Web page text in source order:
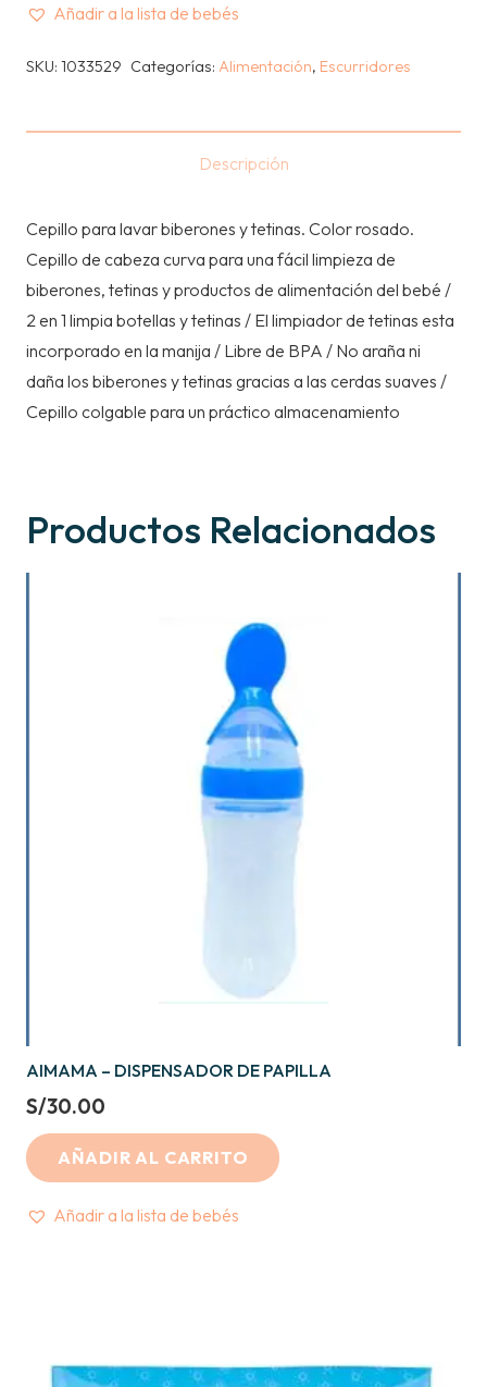
ESCOBILLA
Añadir a la lista de bebés
SKU: 1033529 Categorías: Alimentación, Escurridores
Descripción
Cepillo para lavar biberones y tetinas. Color rosado.
Cepillo de cabeza curva para una fácil limpieza de
biberones, tetinas y productos de alimentación del bebé /
2 en 1 limpia botellas y tetinas / El limpiador de tetinas esta
incorporado en la manija / Libre de BPA / No araña ni
daña los biberones y tetinas gracias a las cerdas suaves /
Cepillo colgable para un práctico almacenamiento
Productos Relacionados
AIMAMA – DISPENSADOR DE PAPILLA
S/30.00
AÑADIR AL CARRITO
Añadir a la lista de bebés